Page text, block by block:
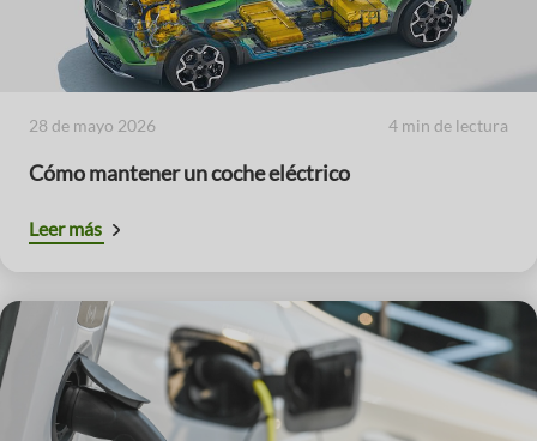
28 de mayo 2026 4 min de lectura
Cómo mantener un coche eléctrico
Leer más